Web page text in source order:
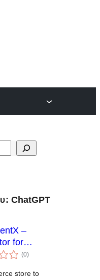
ChatGPT
–
for
(0αξιολογήσεις
σύνολο
)
store to